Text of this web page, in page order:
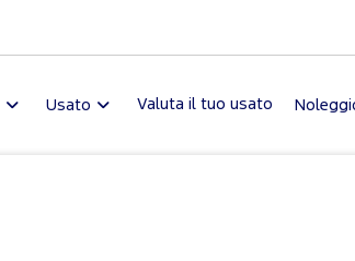
Usato Valuta il tuo usato